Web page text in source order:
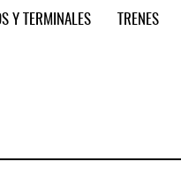
Y TERMINALES TRENES